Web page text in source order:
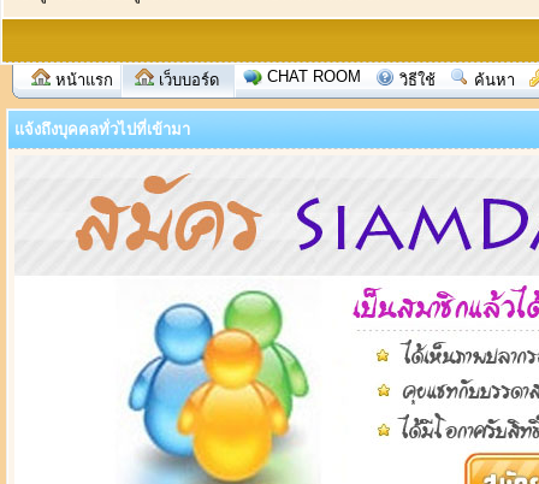
หน้าแรก เว็บบอร์ด CHAT ROOM วิธีใช้ ค้นหา
แจ้งถึงบุคคลทั่วไปที่เข้ามา